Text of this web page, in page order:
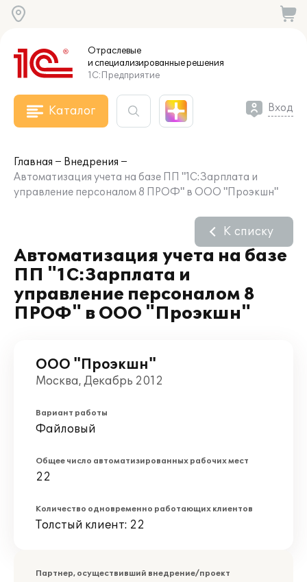
Отраслевые
и специализированныерешения
1С:Предприятие
Каталог Вход
Главная
Внедрения
Автоматизация учета на базе ПП "1С:Зарплата и
управление персоналом 8 ПРОФ" в ООО "Проэкшн"
Автоматизация учета на базе
ПП "1С:Зарплата и
управление персоналом 8
ПРОФ" в ООО "Проэкшн"
К списку
ООО "Проэкшн"
Москва, Декабрь 2012
Вариант работы
Файловый
Общее число автоматизированных рабочих мест
22
Количество одновременно работающих клиентов
Толстый клиент: 22
Партнер, осуществивший внедрение/проект